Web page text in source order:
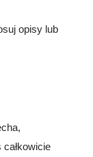
opisy lub